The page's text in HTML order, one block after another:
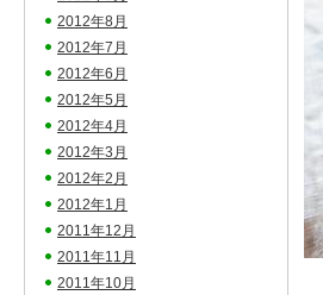
2012年8月
2012年7月
2012年6月
2012年5月
2012年4月
2012年3月
2012年2月
2012年1月
2011年12月
2011年11月
2011年10月